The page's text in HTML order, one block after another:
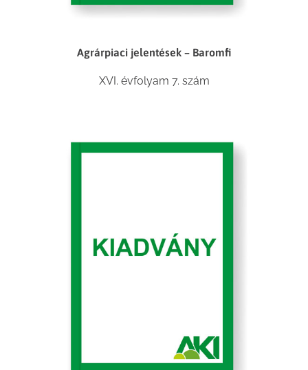
Agrárpiaci jelentések – Baromfi
XVI. évfolyam 7. szám